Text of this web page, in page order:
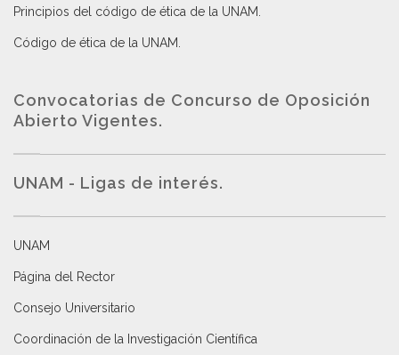
Principios del código de ética de la UNAM
Código de ética de la UNAM
Convocatorias de Concurso de Oposición
Abierto Vigentes.
UNAM - Ligas de interés.
UNAM
Página del Rector
Consejo Universitario
Coordinación de la Investigación Científica